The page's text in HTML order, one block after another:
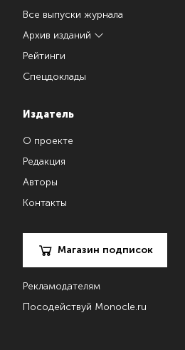
Все выпуски журнала
Архив изданий
Рейтинги
Спецдоклады
Издатель
О проекте
Редакция
Авторы
Контакты
Магазин подписок
Рекламодателям
Посодействуй Monocle.ru